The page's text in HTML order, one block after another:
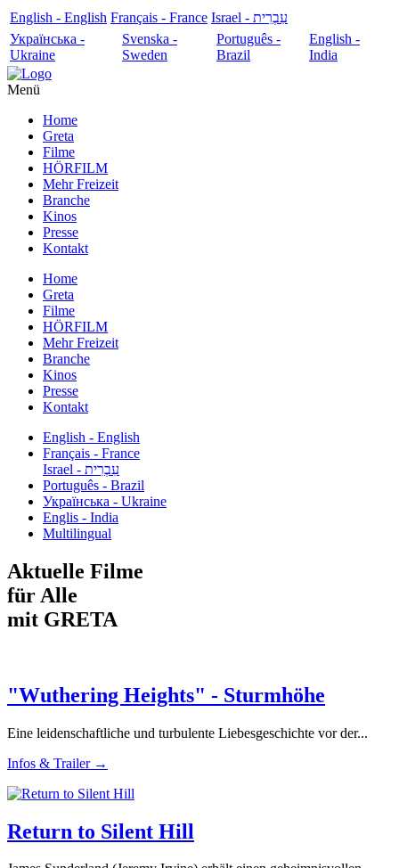
English - English Français - France
עִבְרִית - Israel
Українська -
Ukraine
Svenska -
Sweden
Português -
Brazil
English -
India
Menü
Home
Greta
Filme
HÖRFILM
Mehr Freizeit
Branche
Kinos
Presse
Kontakt
Home
Greta
Filme
HÖRFILM
Mehr Freizeit
Branche
Kinos
Presse
Kontakt
English - English
Français - France
עִבְרִית - Israel
Português - Brazil
Українська - Ukraine
Englis - India
Multilingual
Aktuelle Filme
für Alle
mit GRETA
"Wuthering Heights" - Sturmhöhe
Eine leidenschaftliche und turbulente Liebesgeschichte vor der...
Infos & Trailer →
Return to Silent Hill